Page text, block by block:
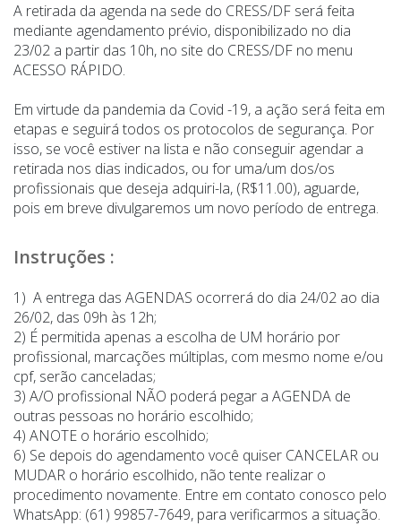
A retirada da agenda na sede do CRESS/DF será feita
mediante agendamento prévio, disponibilizado no dia
23/02 a partir das 10h, no site do CRESS/DF no menu
ACESSO RÁPIDO.
Em virtude da pandemia da Covid -19, a ação será feita em
etapas e seguirá todos os protocolos de segurança. Por
isso, se você estiver na lista e não conseguir agendar a
retirada nos dias indicados, ou for uma/um dos/os
profissionais que deseja adquiri-la, (R$11.00), aguarde,
pois em breve divulgaremos um novo período de entrega.
Instruções :
1) A entrega das AGENDAS ocorrerá do dia 24/02 ao dia
26/02, das 09h às 12h;
2) É permitida apenas a escolha de UM horário por
profissional, marcações múltiplas, com mesmo nome e/ou
cpf, serão canceladas;
3) A/O profissional NÃO poderá pegar a AGENDA de
outras pessoas no horário escolhido;
4) ANOTE o horário escolhido;
6) Se depois do agendamento você quiser CANCELAR ou
MUDAR o horário escolhido, não tente realizar o
procedimento novamente. Entre em contato conosco pelo
WhatsApp: (61) 99857-7649, para verificarmos a situação.